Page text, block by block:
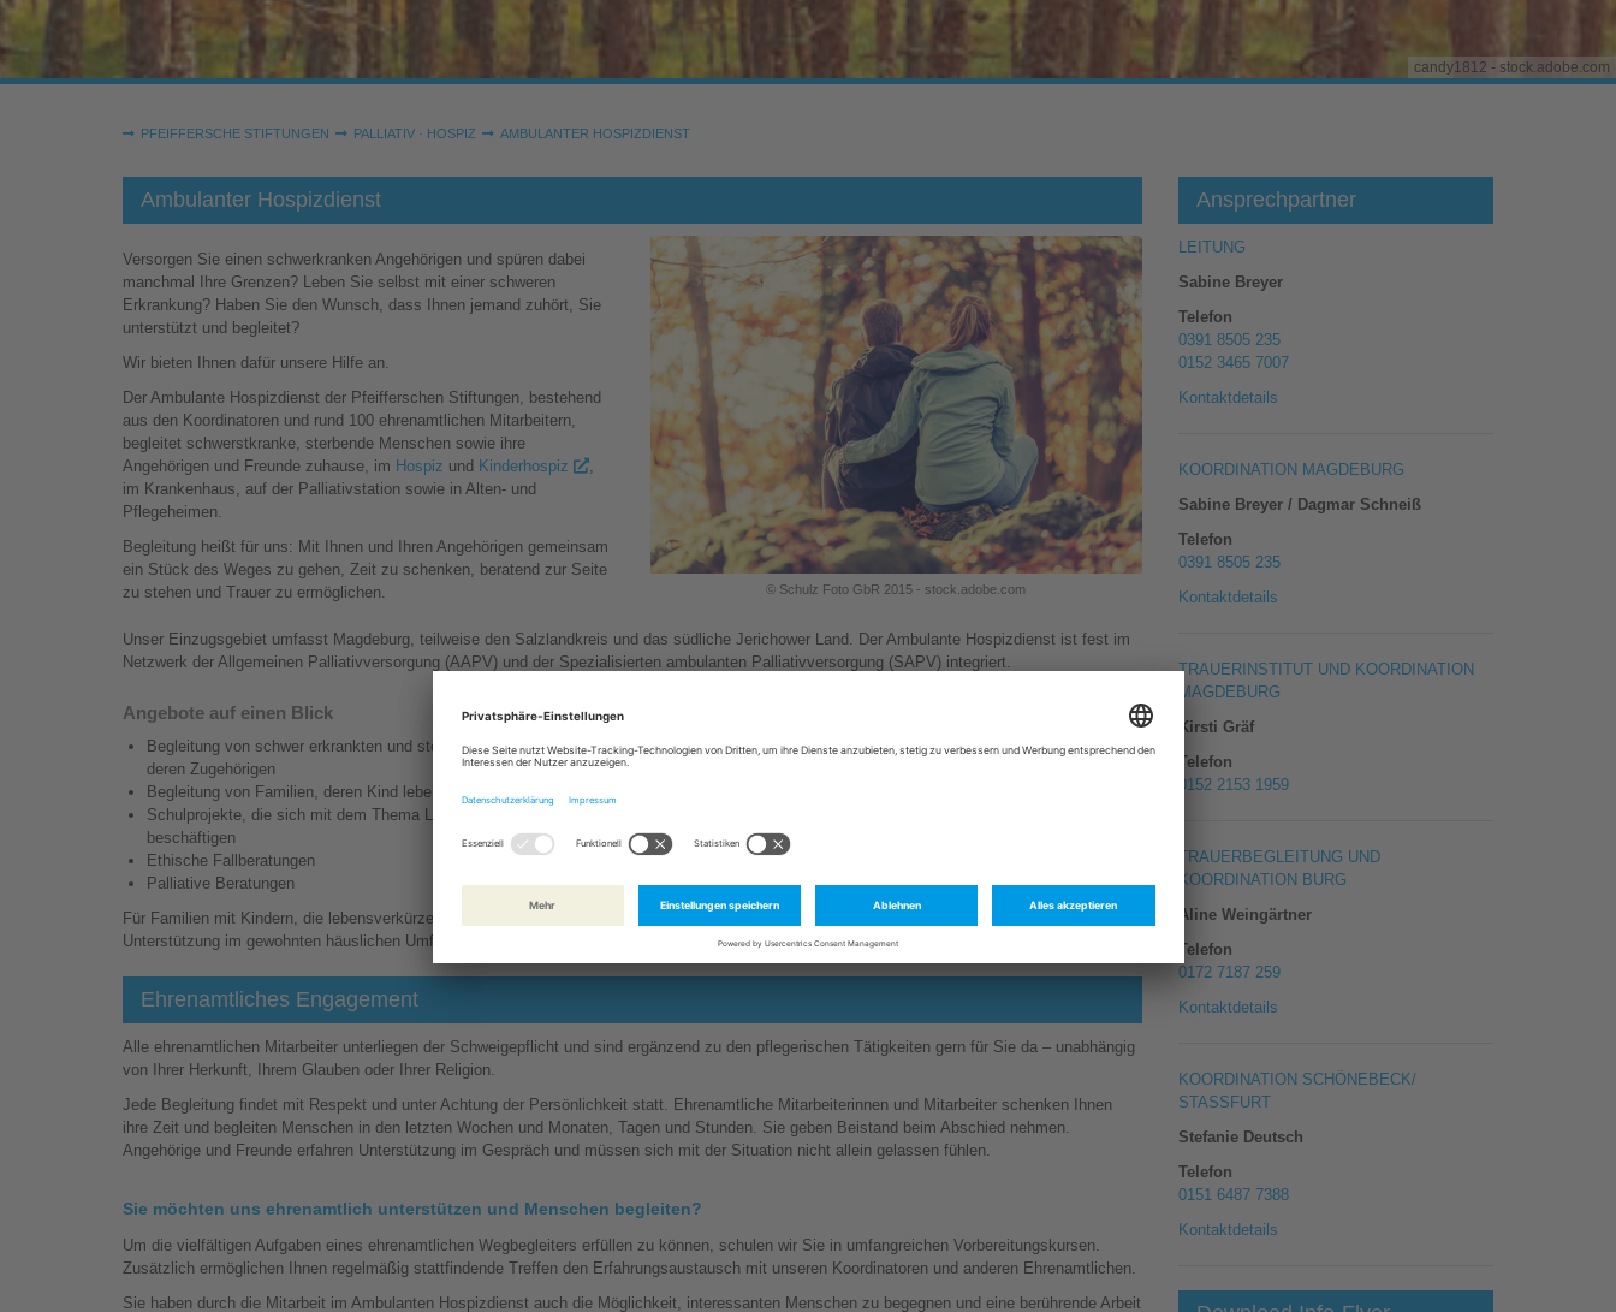
candy1812 - stock.adobe.com
Sie sind hier:
PFEIFFERSCHE STIFTUNGEN PALLIATIV · HOSPIZ AMBULANTER HOSPIZDIENST
Ambulanter Hospizdienst
Versorgen Sie einen schwerkranken Angehörigen und spüren dabei
manchmal Ihre Grenzen? Leben Sie selbst mit einer schweren
Erkrankung? Haben Sie den Wunsch, dass Ihnen jemand zuhört, Sie
unterstützt und begleitet?
Wir bieten Ihnen dafür unsere Hilfe an.
Der Ambulante Hospizdienst der Pfeifferschen Stiftungen, bestehend
aus den Koordinatoren und rund 100 ehrenamtlichen Mitarbeitern,
begleitet schwerstkranke, sterbende Menschen sowie ihre
Angehörigen und Freunde zuhause, im Hospiz und Kinderhospiz
,
im Krankenhaus, auf der Palliativstation sowie in Alten- und
Pflegeheimen.
Begleitung heißt für uns: Mit Ihnen und Ihren Angehörigen gemeinsam
ein Stück des Weges zu gehen, Zeit zu schenken, beratend zur Seite
zu stehen und Trauer zu ermöglichen.
© Schulz Foto GbR 2015 - stock.adobe.com
Unser Einzugsgebiet umfasst Magdeburg, teilweise den Salzlandkreis und das südliche Jerichower Land. Der Ambulante Hospizdienst ist fest im
Netzwerk der Allgemeinen Palliativversorgung (AAPV) und der Spezialisierten ambulanten Palliativversorgung (SAPV) integriert.
Angebote auf einen Blick
Begleitung von schwer erkrankten und sterbenden Menschen und
deren Zugehörigen
Begleitung von Familien, deren Kind lebensverkürzt erkrankt ist
Schulprojekte, die sich mit dem Thema Leben und Sterben
beschäftigen
Ethische Fallberatungen
Palliative Beratungen
Unsere Koordinatoren in Magdeburg, Burg und Schönebeck sind zu
In Magdeburg, in der Stresemannstraße 4, ist unser Büro mittwochs
Für Familien mit Kindern, die lebensverkürzend erkrankt sind, bietet unser
Unterstützung im gewohnten häuslichen Umfeld.
Ehrenamtliches Engagement
Alle ehrenamtlichen Mitarbeiter unterliegen der Schweigepflicht und sind ergänzend zu den pflegerischen Tätigkeiten gern für Sie da – unabhängig
von Ihrer Herkunft, Ihrem Glauben oder Ihrer Religion.
Jede Begleitung findet mit Respekt und unter Achtung der Persönlichkeit statt. Ehrenamtliche Mitarbeiterinnen und Mitarbeiter schenken Ihnen
ihre Zeit und begleiten Menschen in den letzten Wochen und Monaten, Tagen und Stunden. Sie geben Beistand beim Abschied nehmen.
Angehörige und Freunde erfahren Unterstützung im Gespräch und müssen sich mit der Situation nicht allein gelassen fühlen.
Sie möchten uns ehrenamtlich unterstützen und Menschen begleiten?
Um die vielfältigen Aufgaben eines ehrenamtlichen Wegbegleiters erfüllen zu können, schulen wir Sie in umfangreichen Vorbereitungskursen.
Zusätzlich ermöglichen Ihnen regelmäßig stattfindende Treffen den Erfahrungsaustausch mit unseren Koordinatoren und anderen Ehrenamtlichen.
Sie haben durch die Mitarbeit im Ambulanten Hospizdienst auch die Möglichkeit, interessanten Menschen zu begegnen und eine berührende Arbeit
Ansprechpartner
LEITUNG
Sabine Breyer
Telefon
0391 8505 235
0152 3465 7007
Kontaktdetails
KOORDINATION MAGDEBURG
Sabine Breyer / Dagmar Schneiß
Telefon
0391 8505 235
Kontaktdetails
TRAUERINSTITUT UND KOORDINATION
MAGDEBURG
Kirsti Gräf
Telefon
0152 2153 1959
TRAUERBEGLEITUNG UND
KOORDINATION BURG
Aline Weingärtner
Telefon
0172 7187 259
Kontaktdetails
KOORDINATION SCHÖNEBECK/
STASSFURT
Stefanie Deutsch
Telefon
0151 6487 7388
Kontaktdetails